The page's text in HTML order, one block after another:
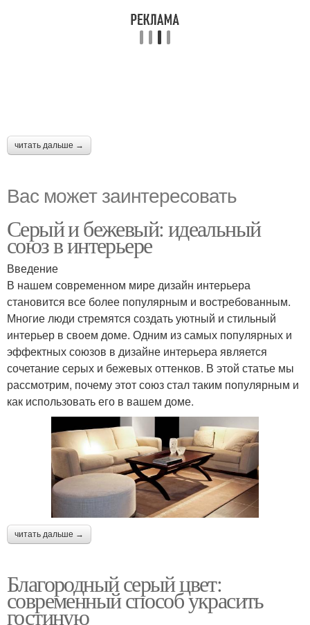
читать дальше →
Вас может заинтересовать
Серый и бежевый: идеальный
союз в интерьере
Введение
В нашем современном мире дизайн интерьера
становится все более популярным и востребованным.
Многие люди стремятся создать уютный и стильный
интерьер в своем доме. Одним из самых популярных и
эффектных союзов в дизайне интерьера является
сочетание серых и бежевых оттенков. В этой статье мы
рассмотрим, почему этот союз стал таким популярным и
как использовать его в вашем доме.
читать дальше →
Благородный серый цвет:
современный способ украсить
гостиную